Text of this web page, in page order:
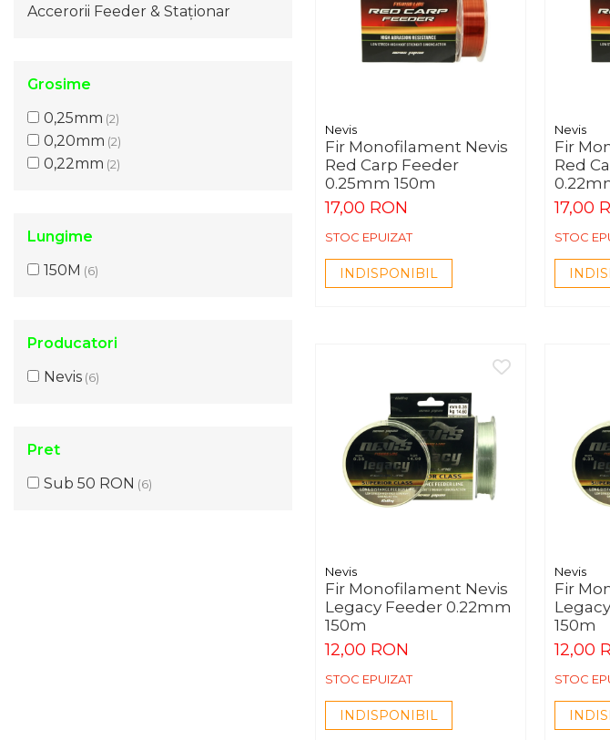
Accerorii Feeder & Staționar
Grosime
0,25mm (2)
0,20mm (2)
0,22mm (2)
Lungime
150M (6)
Producatori
Nevis (6)
Pret
Sub 50 RON (6)
Nevis
Fir Monofilament Nevis
Red Carp Feeder
0.25mm 150m
17,00 RON
STOC EPUIZAT
INDISPONIBIL
Nevis
Fir
Red
17,00
STOC
Nevis
Fir Monofilament Nevis
Legacy Feeder 0.22mm
150m
12,00 RON
STOC EPUIZAT
INDISPONIBIL
Nevis
Fir
150m
12,00
STOC